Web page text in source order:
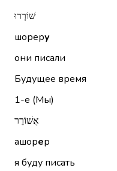
שׁוֹרְרוּ
шореру
они писали
Будущее время
1-е (Мы)
אֲשׁוֹרֵר
ашорер
я буду писать